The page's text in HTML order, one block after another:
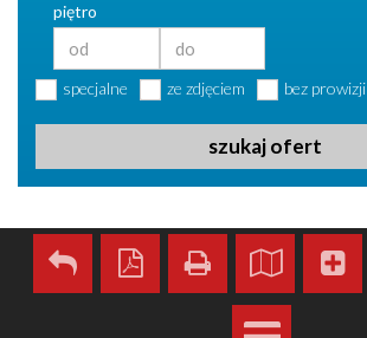
piętro
specjalne ze zdjęciem bez prowizji
szukaj ofert